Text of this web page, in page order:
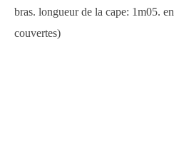
bras. longueur de la cape: 1m05.
couvertes)